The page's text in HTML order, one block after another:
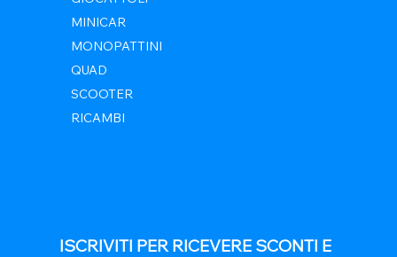
MINICAR
MONOPATTINI
QUAD
SCOOTER
RICAMBI
ISCRIVITI PER RICEVERE SCONTI E